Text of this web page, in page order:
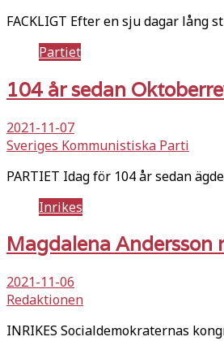
FACKLIGT Efter en sju dagar
Partiet
104 år sedan
2021-11-07
Sveriges Kommunistiska Parti
PARTIET Idag för 104 år sedan
Inrikes
Magdalena Andersson
2021-11-06
Redaktionen
INRIKES Socialdemokraternas